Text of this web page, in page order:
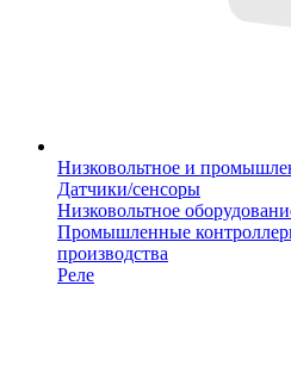
Низковольтное и
Датчики/сенсоры
Низковольтное
Промышленные
производства
Реле